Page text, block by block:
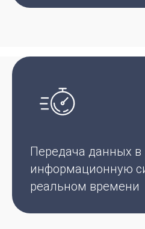
Передача данных в
информационную
реальном времени